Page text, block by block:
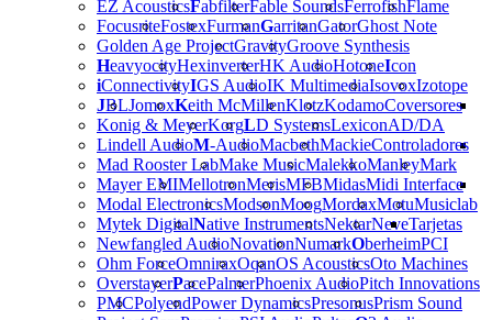
EZ AcousticsFabfilterFable SoundsFerrofishFlame
FocusriteFostexFurmanGarritanGatorGhost Note
Golden Age ProjectGravityGroove Synthesis
HeavyocityHexinverterHK AudioHotoneIcon
iConnectivityIGS AudioIK MultimediaIsovoxIzotope
JBLJomoxKeith McMillenKlotzKodamo
Konig & MeyerKorgLD SystemsLexicon
Lindell AudioM-AudioMacbethMackie
Mad Rooster LabMake MusicMalekkoManleyMark
Mayer EMIMellotronMerisMFBMidas
Modal ElectronicsModsonMoogMordaxMotuMusiclab
Mytek DigitalNative InstrumentsNektarNeve
Newfangled AudioNovationNumarkOberheim
Ohm ForceOmniraxOqanOS AcousticsOto Machines
OverstayerPacePalmerPhoenix AudioPitch Innovations
PMCPolyendPower DynamicsPresonusPrism Sound
Coversores
AD/DA
Controladores
Midi Interface
Tarjetas
PCI